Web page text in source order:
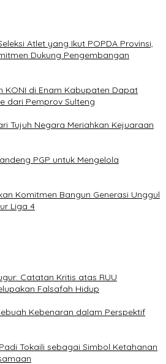
Atlet yang Ikut POPDA Provinsi,
Dukung Pengembangan
KONI di Enam Kabupaten Dapat
dari Pemprov Sulteng
Tujuh Negara Meriahkan Kejuaraan
PGP untuk Mengelola
Komitmen Bangun Generasi Unggul
Liga 4
Catatan Kritis atas RUU
Falsafah Hidup
Kebenaran dalam Perspektif
Tokaili sebagai Simbol Ketahanan